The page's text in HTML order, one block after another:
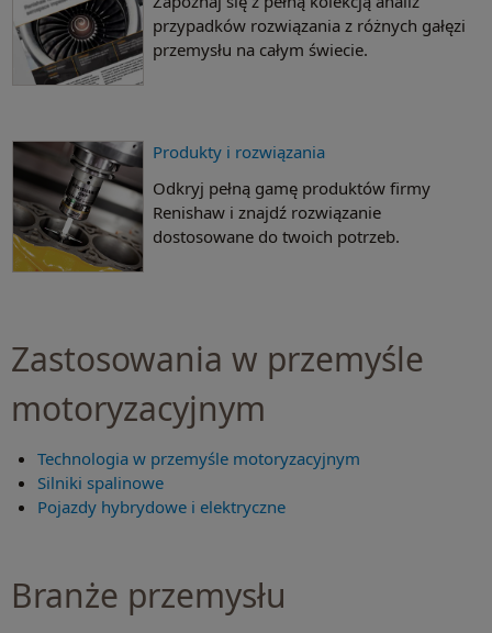
przypadków rozwiązania z różnych gałęzi
przemysłu na całym świecie.
Produkty i rozwiązania
Odkryj pełną gamę produktów firmy
Renishaw i znajdź rozwiązanie
dostosowane do twoich potrzeb.
Zastosowania w przemyśle
motoryzacyjnym
Technologia w przemyśle motoryzacyjnym
Silniki spalinowe
Pojazdy hybrydowe i elektryczne
Branże przemysłu